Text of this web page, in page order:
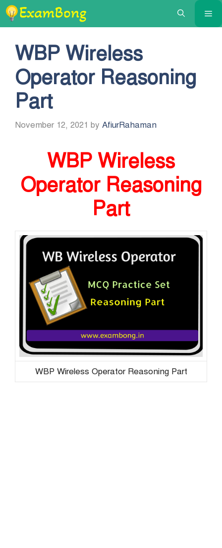
Skip
to
content
WBP Wireless
Operator Reasoning
Part
November 12, 2021 by AfiurRahaman
WBP Wireless
Operator Reasoning
Part
WBP Wireless Operator Reasoning Part